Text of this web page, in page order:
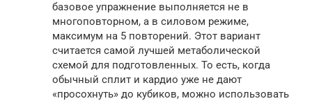
базовое упражнение выполняется не в
многоповторном, а в силовом режиме,
максимум на 5 повторений. Этот вариант
считается самой лучшей метаболической
схемой для подготовленных. То есть, когда
обычный сплит и кардио уже не дают
«просохнуть» до кубиков, можно использовать